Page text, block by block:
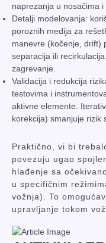
naprezanja u nosačima i
Detalji modelovanja:
poroznih medija za
manevre (kočenje, drift)
separacija ili
zagrevanje.
Validacija i redukcija
testovima i
aktivne elemente.
korekcija) smanjuje rizik
Praktično, vi bi
povezuju ugao
hlađenje sa
u specifičnim
vožnja). To
upravljanje tokom